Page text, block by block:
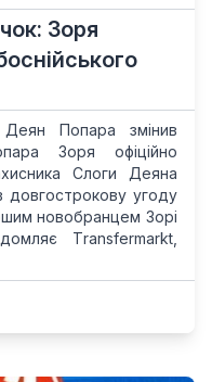
Зоря
Деян Попара змінив
Зоря офіційно
Слоги Деяна
довгострокову угоду
новобранцем Зорі
Тransfermarkt,